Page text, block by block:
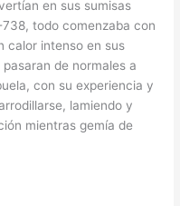
en sus sumisas
todo comenzaba con
calor intenso en sus
de normales a
con su experiencia y
lamiendo y
mientras gemía de